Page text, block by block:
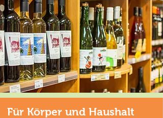
Für Körper und Haushalt